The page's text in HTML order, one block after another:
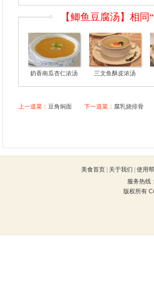
【鲫鱼豆腐汤】相同
奶香南瓜杏仁浓汤 三文鱼酥皮浓汤
上一道菜： 豆角焖面 下一道菜： 腐乳烧排骨
美食首页 关于我们 |使用
服务热线
版权所有